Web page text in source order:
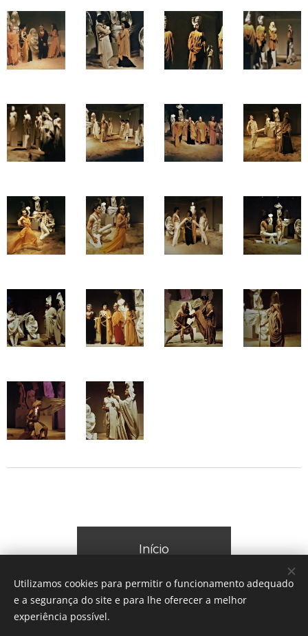
Início
© 2026 TEC Teatro Experimental de Cascais | Todos os direitos
Utilizamos cookies para permitir o funcionamento adequado
e a segurança do site e para lhe oferecer a melhor
experiência possível.